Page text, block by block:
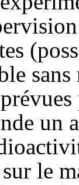
un
le